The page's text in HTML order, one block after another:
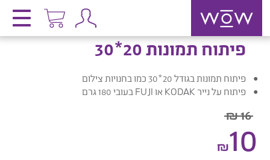
פיתוח תמונות 20*30
פיתוח תמונות בגודל 20*30 כמו בחנויות צילום
פיתוח על נייר KODAK או FUJI בעובי 180 גרם
16 ₪
10
₪